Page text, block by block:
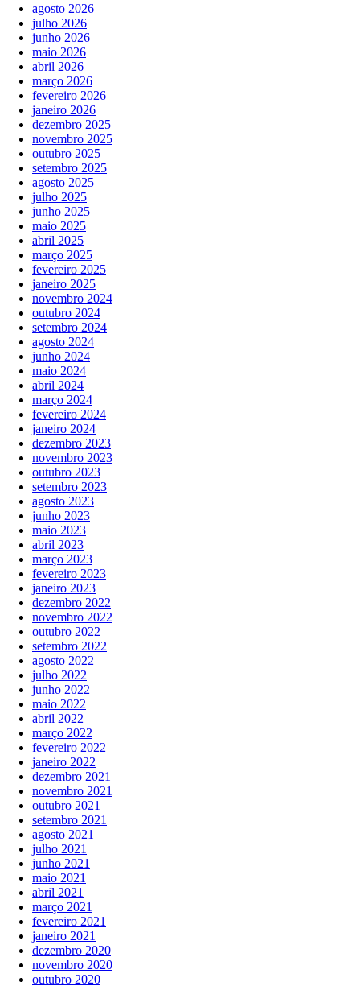
agosto 2026
julho 2026
junho 2026
maio 2026
abril 2026
março 2026
fevereiro 2026
janeiro 2026
dezembro 2025
novembro 2025
outubro 2025
setembro 2025
agosto 2025
julho 2025
junho 2025
maio 2025
abril 2025
março 2025
fevereiro 2025
janeiro 2025
novembro 2024
outubro 2024
setembro 2024
agosto 2024
junho 2024
maio 2024
abril 2024
março 2024
fevereiro 2024
janeiro 2024
dezembro 2023
novembro 2023
outubro 2023
setembro 2023
agosto 2023
junho 2023
maio 2023
abril 2023
março 2023
fevereiro 2023
janeiro 2023
dezembro 2022
novembro 2022
outubro 2022
setembro 2022
agosto 2022
julho 2022
junho 2022
maio 2022
abril 2022
março 2022
fevereiro 2022
janeiro 2022
dezembro 2021
novembro 2021
outubro 2021
setembro 2021
agosto 2021
julho 2021
junho 2021
maio 2021
abril 2021
março 2021
fevereiro 2021
janeiro 2021
dezembro 2020
novembro 2020
outubro 2020